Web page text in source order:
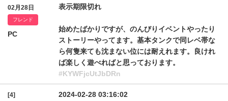
02月28日
フレンド
PC
表示期限切れ
始めたばかりですが、のんびりイベントやったり
ストーリーやってます。基本タンクで同レベ帯な
ら何隻来ても沈まない位には耐えれます。良けれ
ば楽しく遊べればと思っております。
#KYWFjcUtJbDRn
[4]
2024-02-28 03:16:02